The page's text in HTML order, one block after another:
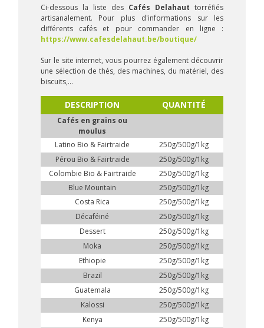
Ci-dessous la liste des Cafés Delahaut torréfiés
artisanalement. Pour plus d'informations sur les
différents cafés et pour commander en ligne :
https://www.cafesdelahaut.be/boutique/
Sur le site internet, vous pourrez également découvrir
une sélection de thés, des machines, du matériel, des
biscuits,...
DESCRIPTION QUANTITÉ
Cafés en grains ou
moulus
Latino Bio & Fairtraide
250g/500g/1kg
Pérou Bio & Fairtraide
250g/500g/1kg
Colombie Bio & Fairtraide
250g/500g/1kg
Blue Mountain
250g/500g/1kg
Costa Rica
250g/500g/1kg
Décaféiné
250g/500g/1kg
Dessert
250g/500g/1kg
Moka
250g/500g/1kg
Ethiopie
250g/500g/1kg
Brazil
250g/500g/1kg
Guatemala
250g/500g/1kg
Kalossi
250g/500g/1kg
Kenya
250g/500g/1kg